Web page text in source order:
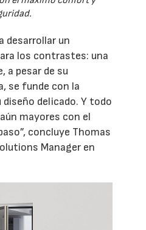
desarrollar un
los contrastes: una
a pesar de su
se funde con la
delicado. Y todo
mayores con el
concluye Thomas
Manager en